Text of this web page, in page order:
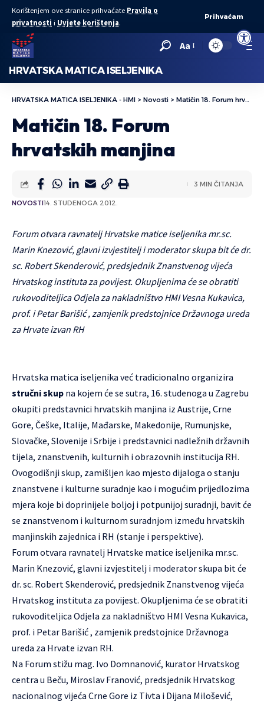
Open
Korištenjem ove stranice prihvaćate Pravila o
privatnosti i Uvjete korištenja.
Prihvaćam
Aa
HRVATSKA MATICA ISELJENIKA
HRVATSKA MATICA ISELJENIKA - HMI > Novosti > Matičin 18. Forum hrvatskih manjina
Matičin 18. Forum
hrvatskih manjina
NOVOSTI14. STUDENOGA 2012.
3 MIN ČITANJA
Forum otvara ravnatelj Hrvatske matice iseljenika mr.sc.
Marin Knezović, glavni izvjestitelj i moderator skupa bit će dr.
sc. Robert Skenderović, predsjednik Znanstvenog vijeća
Hrvatskog instituta za povijest. Okupljenima će se obratiti
rukovoditeljica Odjela za nakladništvo HMI Vesna Kukavica,
prof. i Petar Barišić , zamjenik predstojnice Državnoga ureda
za Hrvate izvan RH
Hrvatska matica iseljenika već tradicionalno organizira
stručni skup na kojem će se sutra, 16. studenoga u Zagrebu
okupiti predstavnici hrvatskih manjina iz Austrije, Crne
Gore, Češke, Italije, Mađarske, Makedonije, Rumunjske,
Slovačke, Slovenije i Srbije i predstavnici nadležnih državnih
tijela, znanstvenih, kulturnih i obrazovnih institucija RH.
Ovogodišnji skup, zamišljen kao mjesto dijaloga o stanju
znanstvene i kulturne suradnje kao i mogućim prijedlozima
mjera koje bi doprinijele boljoj i potpunijoj suradnji, bavit će
se znanstvenom i kulturnom suradnjom između hrvatskih
manjinskih zajednica i RH (stanje i perspektive).
Forum otvara ravnatelj Hrvatske matice iseljenika mr.sc.
Marin Knezović, glavni izvjestitelj i moderator skupa bit će
dr. sc. Robert Skenderović, predsjednik Znanstvenog vijeća
Hrvatskog instituta za povijest. Okupljenima će se obratiti
rukovoditeljica Odjela za nakladništvo HMI Vesna Kukavica,
prof. i Petar Barišić , zamjenik predstojnice Državnoga
ureda za Hrvate izvan RH.
Na Forum stižu mag. Ivo Domnanović, kurator Hrvatskog
centra u Beču, Miroslav Franović, predsjednik Hrvatskog
nacionalnog vijeća Crne Gore iz Tivta i Dijana Milošević,